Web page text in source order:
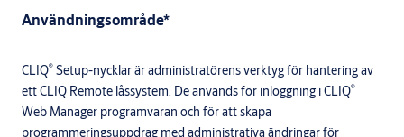
Användningsområde*
CLIQ® Setup-nycklar är administratörens verktyg för hantering av
ett CLIQ Remote låssystem. De används för inloggning i CLIQ®
Web Manager programvaran och för att skapa
programmeringsuppdrag med administrativa ändringar för